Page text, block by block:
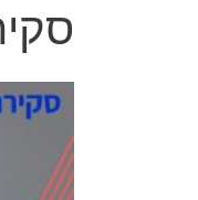
ע
מ